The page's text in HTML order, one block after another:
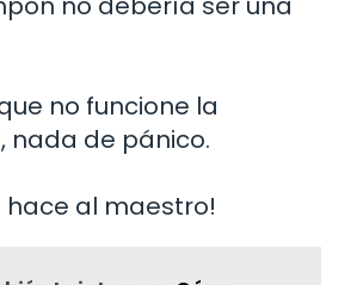
no funcione la
nada de pánico.
hace al maestro!